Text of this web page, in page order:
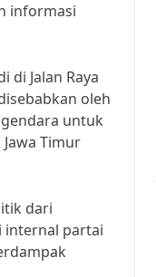
informasi
Jalan Raya
oleh
untuk
Timur
dari
internal partai